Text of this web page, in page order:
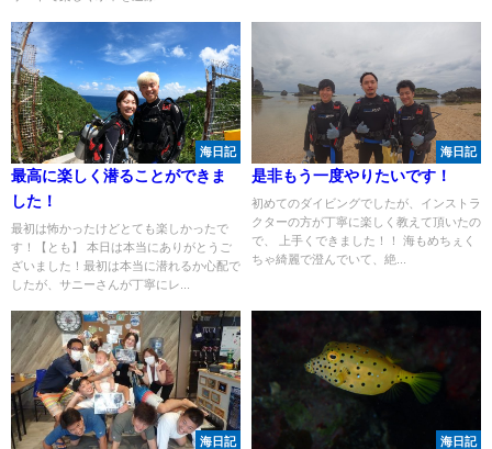
海日記
最高に楽しく潜ることができま
した！
最初は怖かったけどとても楽しかったで
す！【とも】 本日は本当にありがとうご
ざいました！最初は本当に潜れるか心配で
したが、サニーさんが丁寧にレ...
海日記
是非もう一度やりたいです！
初めてのダイビングでしたが、インストラ
クターの方が丁寧に楽しく教えて頂いたの
で、 上手くできました！！ 海もめちぇく
ちゃ綺麗で澄んでいて、絶...
海日記 海日記